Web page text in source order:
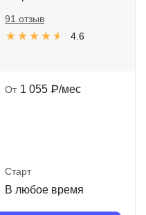
4.6
91 отзыв
От 1 055 ₽/мес
Старт
В любое время